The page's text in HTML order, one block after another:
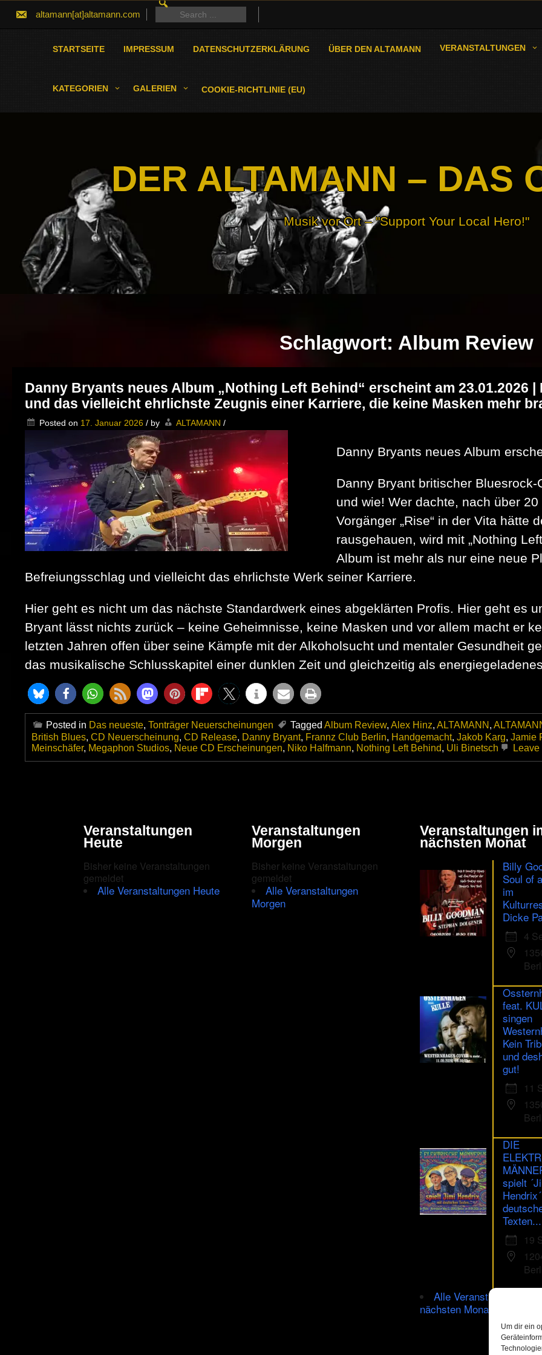
Um dir ein
altamann[at]altamann.com
FOR:
Search
for:
STARTSEITE IMPRESSUM DATENSCHUTZERKLÄRUNG ÜBER DEN ALTAMANN VERANSTALTUNGEN
KATEGORIEN GALERIEN COOKIE-RICHTLINIE (EU)
DER ALTAMANN – DAS
Musik vor Ort – "Support Your Local Hero!"
Schlagwort: Album Review
Danny Bryants neues Album „Nothing Left Behind“ erscheint am 23.01.2026
und das vielleicht ehrlichste Zeugnis einer Karriere, die keine Masken mehr
Posted on 17. Januar 2026 / by ALTAMANN /
Danny Bryants neues Album
Danny Bryant britischer
und wie! Wer dachte, nach über
Vorgänger „Rise“ in der Vita hätte
rausgehauen, wird mit „Nothing
Album ist mehr als nur eine neue
Befreiungsschlag und vielleicht das ehrlichste Werk seiner Karriere.
Hier geht es nicht um das nächste Standardwerk eines abgeklärten Profis. Hier geht es
Bryant lässt nichts zurück – keine Geheimnisse, keine Masken und vor allem macht er
letzten Jahren offen über seine Kämpfe mit der Alkoholsucht und mentaler Gesundheit
das musikalische Schlusskapitel einer dunklen Zeit und gleichzeitig als
Posted in Das neueste, Tonträger Neuerscheinungen Tagged Album Review, Alex Hinz, ALTAMANN ,
British Blues, CD Neuerscheinung, CD Release, Danny Bryant, Frannz Club Berlin, Handgemacht, Jakob Karg, Jamie
Meinschäfer, Megaphon Studios, Neue CD Erscheinungen, Niko Halfmann, Nothing Left Behind, Uli Binetsch
Veranstaltungen
Heute
Bisher keine Veranstaltungen
gemeldet
Alle Veranstaltungen Heute
Veranstaltungen
Morgen
Bisher keine Veranstaltungen
gemeldet
Alle Veranstaltungen
Morgen
Veranstaltungen
nächsten Monat
Billy
Soul of
im
Dicke
4
feat.
singen
Kein
und
gut!
11
DIE
spielt
Texten...
19
Alle Veranstaltungen im
nächsten Monat